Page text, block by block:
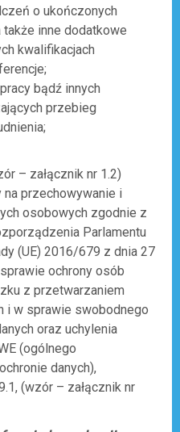
o ukończonych
inne dodatkowe
kwalifikacjach
bądź innych
przebieg
– załącznik nr 1.2)
przechowywanie i
osobowych zgodnie z
Parlamentu
(UE) 2016/679 z dnia 27
ochrony osób
z przetwarzaniem
i w sprawie swobodnego
oraz uchylenia
(ogólnego
danych),
(wzór – załącznik nr